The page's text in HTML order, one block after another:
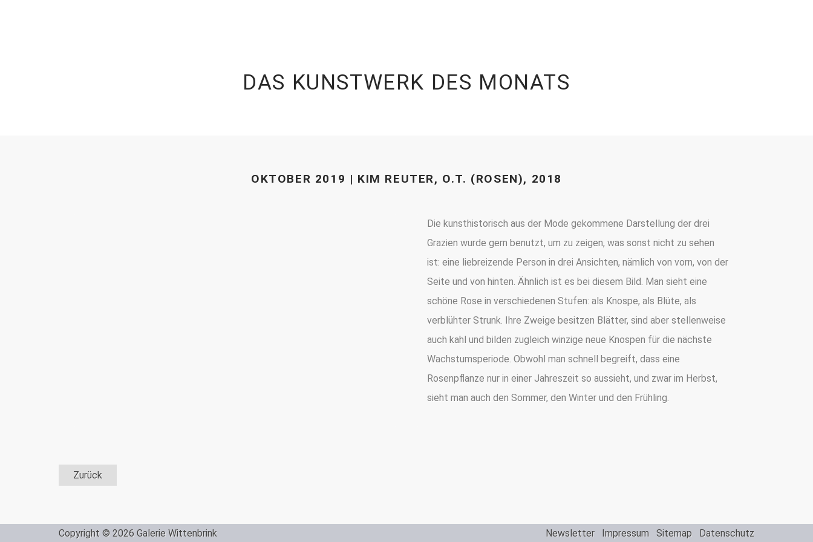
DAS KUNSTWERK DES MONATS
OKTOBER 2019 | KIM REUTER, O.T. (ROSEN), 2018
Die kunsthistorisch aus der Mode gekommene Darstellung der drei
Grazien wurde gern benutzt, um zu zeigen, was sonst nicht zu sehen
ist: eine liebreizende Person in drei Ansichten, nämlich von vorn, von der
Seite und von hinten. Ähnlich ist es bei diesem Bild. Man sieht eine
schöne Rose in verschiedenen Stufen: als Knospe, als Blüte, als
verblühter Strunk. Ihre Zweige besitzen Blätter, sind aber stellenweise
auch kahl und bilden zugleich winzige neue Knospen für die nächste
Wachstumsperiode. Obwohl man schnell begreift, dass eine
Rosenpflanze nur in einer Jahreszeit so aussieht, und zwar im Herbst,
sieht man auch den Sommer, den Winter und den Frühling.
Zurück
Copyright © 2026 Galerie Wittenbrink Newsletter Impressum Sitemap Datenschutz